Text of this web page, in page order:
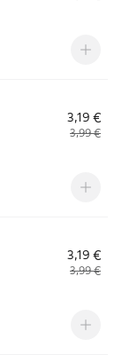
3,19 €
3,99 €
3,19 €
3,99 €